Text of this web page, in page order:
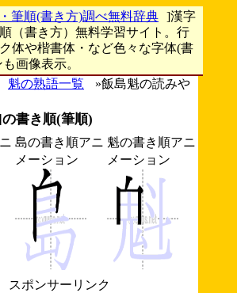
筆順(書き方)調べ無料辞典 ]漢字
（書き方）無料学習サイト。行
体や楷書体・など色々な字体(書
画像表示。
魁の熟語一覧
»飯島魁の読みや
書き順(筆順)
島の書き順アニ
メーション
魁の書き順アニ
メーション
スポンサーリンク